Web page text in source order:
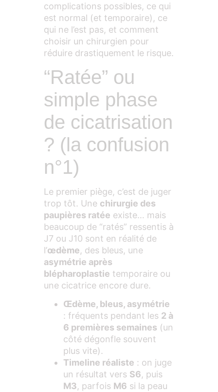
complications possibles, ce qui
est normal (et temporaire), ce
qui ne l’est pas, et comment
choisir un chirurgien pour
réduire drastiquement le risque.
“Ratée” ou
simple phase
de cicatrisation
? (la confusion
n°1)
Le premier piège, c’est de juger
trop tôt. Une chirurgie des
paupières ratée existe… mais
beaucoup de “ratés” ressentis à
J7 ou J10 sont en réalité de
l’œdème, des bleus, une
asymétrie après
blépharoplastie temporaire ou
une cicatrice encore dure.
Œdème, bleus, asymétrie
: fréquents pendant les 2 à
6 premières semaines (un
côté dégonfle souvent
plus vite).
Timeline réaliste : on juge
un résultat vers S6, puis
M3, parfois M6 si la peau